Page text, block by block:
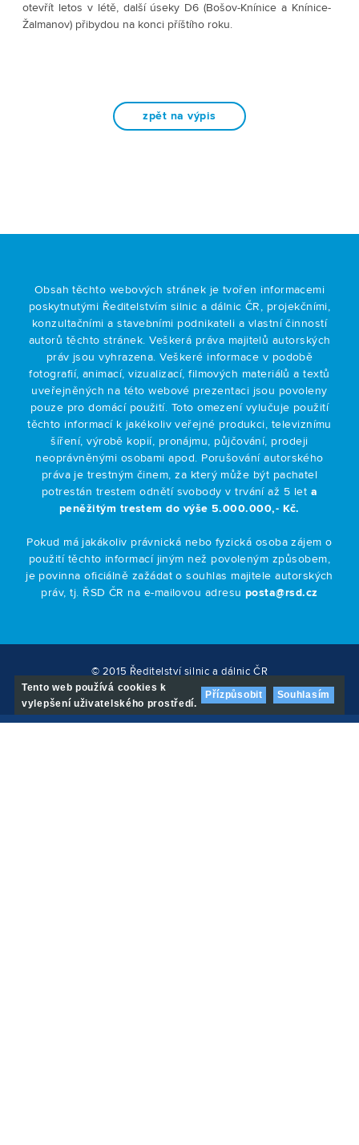
Tento web používá cookies k
vylepšení uživatelského prostředí.
Přízpůsobit Souhlasím
otevřít letos v létě, další úseky D6 (Bošov-Knínice a Knínice-
Žalmanov) přibydou na konci příštího roku.
zpět na výpis
Obsah těchto webových stránek je tvořen informacemi
poskytnutými Ředitelstvím silnic a dálnic ČR, projekčními,
konzultačními a stavebními podnikateli a vlastní činností
autorů těchto stránek. Veškerá práva majitelů autorských
práv jsou vyhrazena. Veškeré informace v podobě
fotografií, animací, vizualizací, filmových materiálů a textů
uveřejněných na této webové prezentaci jsou povoleny
pouze pro domácí použití. Toto omezení vylučuje použití
těchto informací k jakékoliv veřejné produkci, televiznímu
šíření, výrobě kopií, pronájmu, půjčování, prodeji
neoprávněnými osobami apod. Porušování autorského
práva je trestným činem, za který může být pachatel
potrestán trestem odnětí svobody v trvání až 5 let a
peněžitým trestem do výše 5.000.000,- Kč.
Pokud má jakákoliv právnická nebo fyzická osoba zájem o
použití těchto informací jiným než povoleným způsobem,
je povinna oficiálně zažádat o souhlas majitele autorských
práv, tj. ŘSD ČR na e-mailovou adresu posta@rsd.cz
© 2015 Ředitelství silnic a dálnic ČR
EMAIL info@komunikace-d6.cz